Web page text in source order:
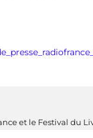
et le Festival du